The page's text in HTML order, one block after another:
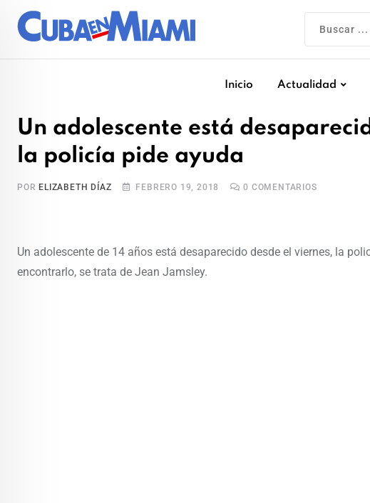
Inicio Actualidad
Un adolescente está
la policía pide ayuda
POR ELIZABETH DÍAZ FEBRERO 19, 2018 0 COMENTARIOS
Un adolescente de 14 años está desaparecido desde el viernes, la
encontrarlo, se trata de Jean Jamsley.